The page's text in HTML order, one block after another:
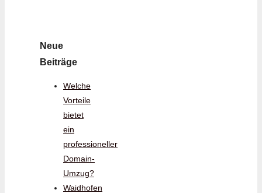
Neue
Beiträge
Welche
Vorteile
bietet
ein
professioneller
Domain-
Umzug?
Waidhofen